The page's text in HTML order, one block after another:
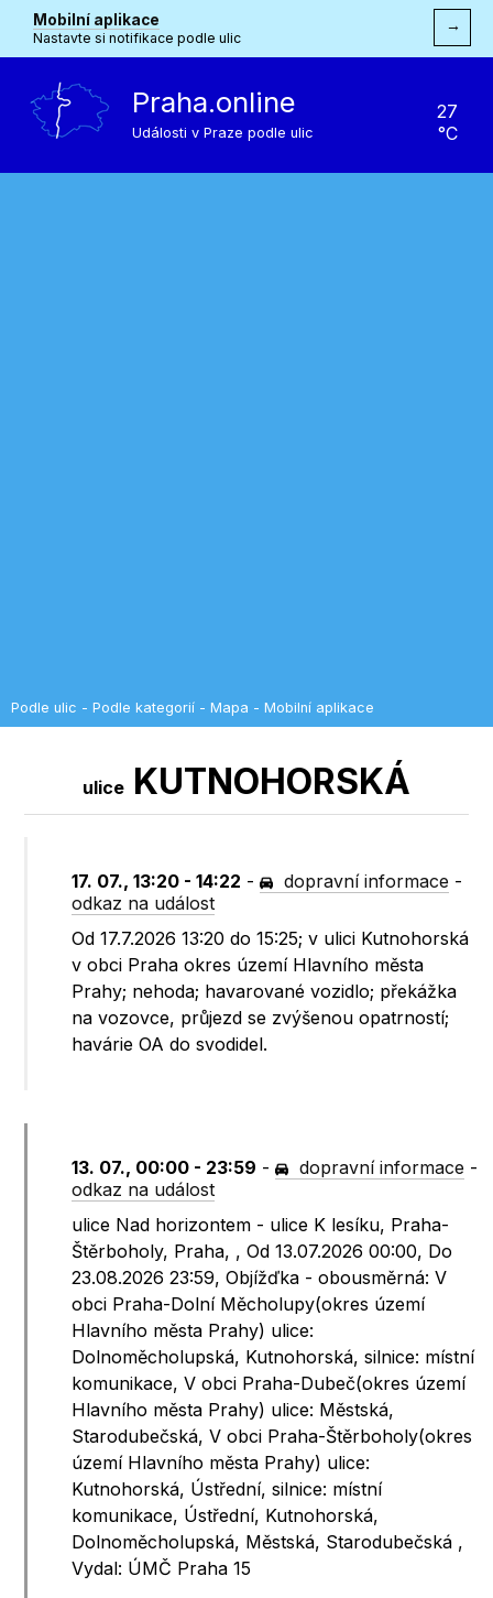
Mobilní aplikace
Nastavte si notifikace podle ulic
→
Praha.online
Události v Praze podle ulic
27
°C
Podle ulic - Podle kategorií - Mapa - Mobilní aplikace
ulice KUTNOHORSKÁ
17. 07., 13:20 - 14:22 - dopravní informace -
odkaz na událost
Od 17.7.2026 13:20 do 15:25; v ulici Kutnohorská
v obci Praha okres území Hlavního města
Prahy; nehoda; havarované vozidlo; překážka
na vozovce, průjezd se zvýšenou opatrností;
havárie OA do svodidel.
13. 07., 00:00 - 23:59 - dopravní informace -
odkaz na událost
ulice Nad horizontem - ulice K lesíku, Praha-
Štěrboholy, Praha, , Od 13.07.2026 00:00, Do
23.08.2026 23:59, Objížďka - obousměrná: V
obci Praha-Dolní Měcholupy(okres území
Hlavního města Prahy) ulice:
Dolnoměcholupská, Kutnohorská, silnice: místní
komunikace, V obci Praha-Dubeč(okres území
Hlavního města Prahy) ulice: Městská,
Starodubečská, V obci Praha-Štěrboholy(okres
území Hlavního města Prahy) ulice:
Kutnohorská, Ústřední, silnice: místní
komunikace, Ústřední, Kutnohorská,
Dolnoměcholupská, Městská, Starodubečská ,
Vydal: ÚMČ Praha 15